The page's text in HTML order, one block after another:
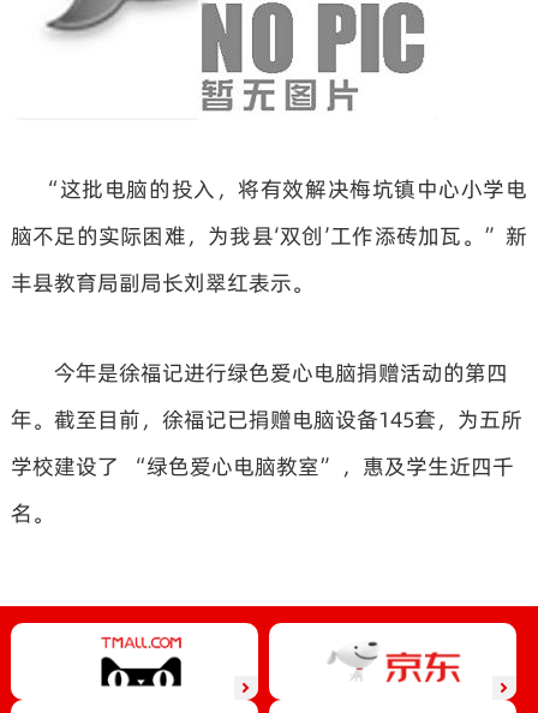
“这批电脑的投入，将有效解决梅坑镇中心小学电
脑不足的实际困难，为我县‘双创’工作添砖加瓦。”新
丰县教育局副局长刘翠红表示。
今年是徐福记进行绿色爱心电脑捐赠活动的第四
年。截至目前，徐福记已捐赠电脑设备145套，为五所
学校建设了 “绿色爱心电脑教室”，惠及学生近四千
名。